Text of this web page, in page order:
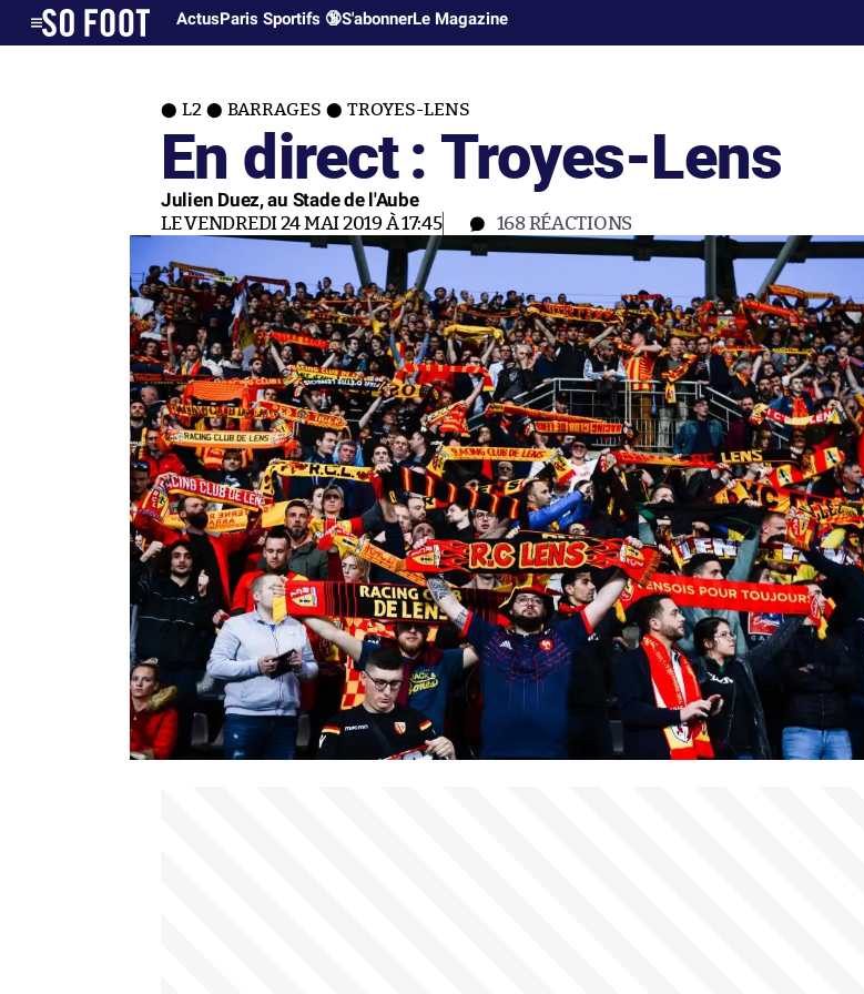
ActusParis Sportifs 🔞S'abonnerLe Magazine
L2 BARRAGES TROYES-LENS
En direct : Troyes-Lens
Julien Duez, au Stade de l'Aube
LE VENDREDI 24 MAI 2019 À 17:45 168RÉACTIONS